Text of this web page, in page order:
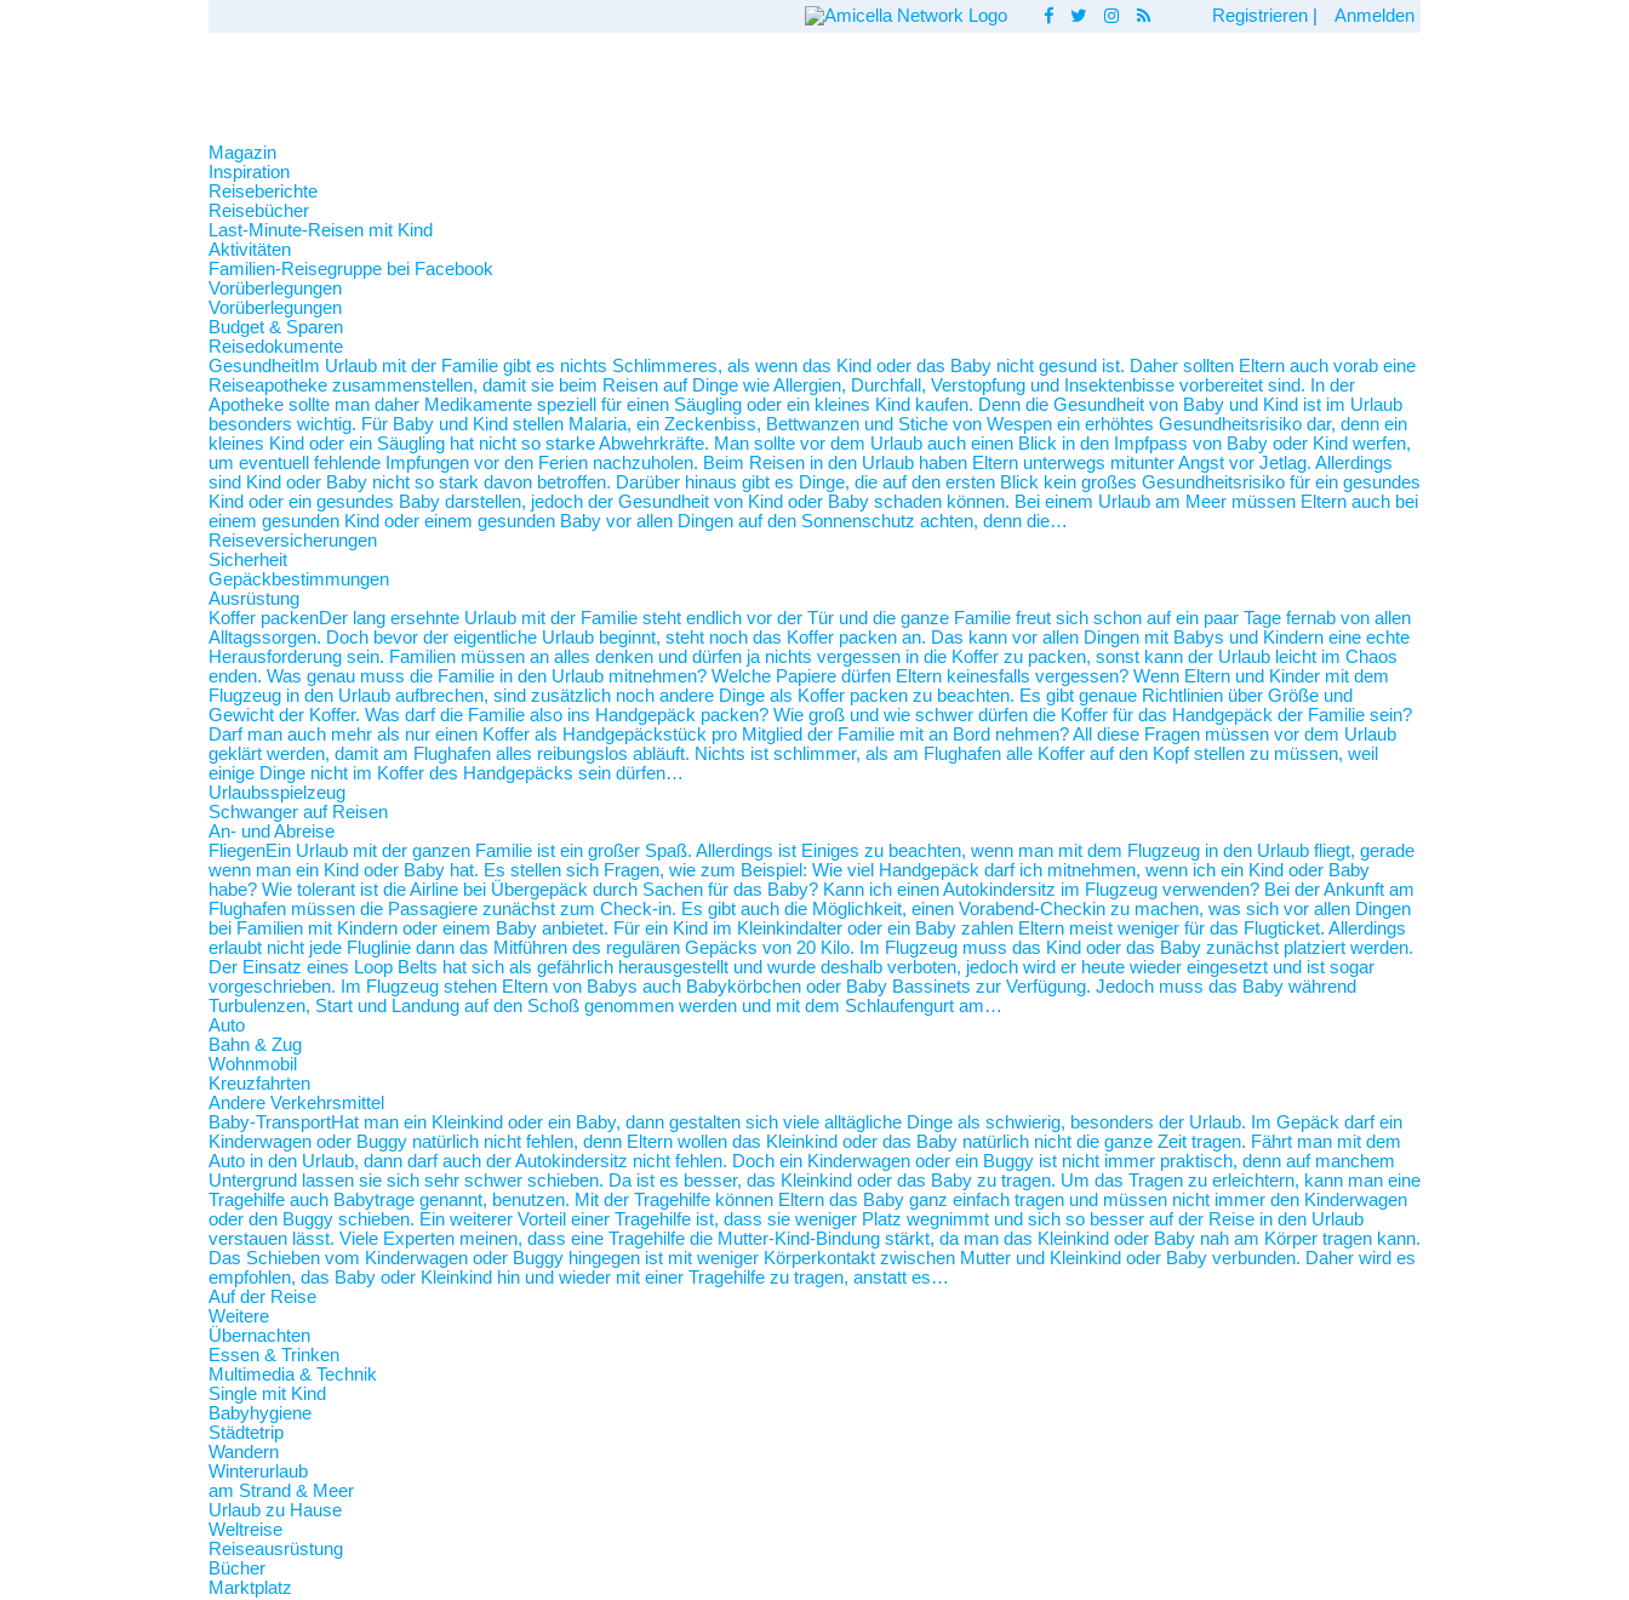
Registrieren Anmelden
Magazin
Inspiration
Reiseberichte
Reisebücher
Last-Minute-Reisen mit Kind
Aktivitäten
Familien-Reisegruppe bei Facebook
Vorüberlegungen
Vorüberlegungen
Budget & Sparen
Reisedokumente
Gesundheit Im Urlaub mit der Familie gibt es nichts Schlimmeres, als wenn das Kind oder das Baby nicht gesund ist. Daher sollten Eltern auch vorab eine
Reiseapotheke zusammenstellen, damit sie beim Reisen auf Dinge wie Allergien, Durchfall, Verstopfung und Insektenbisse vorbereitet sind. In der
Apotheke sollte man daher Medikamente speziell für einen Säugling oder ein kleines Kind kaufen. Denn die Gesundheit von Baby und Kind ist im Urlaub
besonders wichtig. Für Baby und Kind stellen Malaria, ein Zeckenbiss, Bettwanzen und Stiche von Wespen ein erhöhtes Gesundheitsrisiko dar, denn ein
kleines Kind oder ein Säugling hat nicht so starke Abwehrkräfte. Man sollte vor dem Urlaub auch einen Blick in den Impfpass von Baby oder Kind werfen,
um eventuell fehlende Impfungen vor den Ferien nachzuholen. Beim Reisen in den Urlaub haben Eltern unterwegs mitunter Angst vor Jetlag. Allerdings
sind Kind oder Baby nicht so stark davon betroffen. Darüber hinaus gibt es Dinge, die auf den ersten Blick kein großes Gesundheitsrisiko für ein gesundes
Kind oder ein gesundes Baby darstellen, jedoch der Gesundheit von Kind oder Baby schaden können. Bei einem Urlaub am Meer müssen Eltern auch bei
einem gesunden Kind oder einem gesunden Baby vor allen Dingen auf den Sonnenschutz achten, denn die…
Reiseversicherungen
Sicherheit
Gepäckbestimmungen
Ausrüstung
Koffer packenDer lang ersehnte Urlaub mit der Familie steht endlich vor der Tür und die ganze Familie freut sich schon auf ein paar Tage fernab von allen
Alltagssorgen. Doch bevor der eigentliche Urlaub beginnt, steht noch das Koffer packen an. Das kann vor allen Dingen mit Babys und Kindern eine echte
Herausforderung sein. Familien müssen an alles denken und dürfen ja nichts vergessen in die Koffer zu packen, sonst kann der Urlaub leicht im Chaos
enden. Was genau muss die Familie in den Urlaub mitnehmen? Welche Papiere dürfen Eltern keinesfalls vergessen? Wenn Eltern und Kinder mit dem
Flugzeug in den Urlaub aufbrechen, sind zusätzlich noch andere Dinge als Koffer packen zu beachten. Es gibt genaue Richtlinien über Größe und
Gewicht der Koffer. Was darf die Familie also ins Handgepäck packen? Wie groß und wie schwer dürfen die Koffer für das Handgepäck der Familie sein?
Darf man auch mehr als nur einen Koffer als Handgepäckstück pro Mitglied der Familie mit an Bord nehmen? All diese Fragen müssen vor dem Urlaub
geklärt werden, damit am Flughafen alles reibungslos abläuft. Nichts ist schlimmer, als am Flughafen alle Koffer auf den Kopf stellen zu müssen, weil
einige Dinge nicht im Koffer des Handgepäcks sein dürfen…
Urlaubsspielzeug
Schwanger auf Reisen
An- und Abreise
FliegenEin Urlaub mit der ganzen Familie ist ein großer Spaß. Allerdings ist Einiges zu beachten, wenn man mit dem Flugzeug in den Urlaub fliegt, gerade
wenn man ein Kind oder Baby hat. Es stellen sich Fragen, wie zum Beispiel: Wie viel Handgepäck darf ich mitnehmen, wenn ich ein Kind oder Baby
habe? Wie tolerant ist die Airline bei Übergepäck durch Sachen für das Baby? Kann ich einen Autokindersitz im Flugzeug verwenden? Bei der Ankunft am
Flughafen müssen die Passagiere zunächst zum Check-in. Es gibt auch die Möglichkeit, einen Vorabend-Checkin zu machen, was sich vor allen Dingen
bei Familien mit Kindern oder einem Baby anbietet. Für ein Kind im Kleinkindalter oder ein Baby zahlen Eltern meist weniger für das Flugticket. Allerdings
erlaubt nicht jede Fluglinie dann das Mitführen des regulären Gepäcks von 20 Kilo. Im Flugzeug muss das Kind oder das Baby zunächst platziert werden.
Der Einsatz eines Loop Belts hat sich als gefährlich herausgestellt und wurde deshalb verboten, jedoch wird er heute wieder eingesetzt und ist sogar
vorgeschrieben. Im Flugzeug stehen Eltern von Babys auch Babykörbchen oder Baby Bassinets zur Verfügung. Jedoch muss das Baby während
Turbulenzen, Start und Landung auf den Schoß genommen werden und mit dem Schlaufengurt am…
Auto
Bahn & Zug
Wohnmobil
Kreuzfahrten
Andere Verkehrsmittel
Baby-TransportHat man ein Kleinkind oder ein Baby, dann gestalten sich viele alltägliche Dinge als schwierig, besonders der Urlaub. Im Gepäck darf ein
Kinderwagen oder Buggy natürlich nicht fehlen, denn Eltern wollen das Kleinkind oder das Baby natürlich nicht die ganze Zeit tragen. Fährt man mit dem
Auto in den Urlaub, dann darf auch der Autokindersitz nicht fehlen. Doch ein Kinderwagen oder ein Buggy ist nicht immer praktisch, denn auf manchem
Untergrund lassen sie sich sehr schwer schieben. Da ist es besser, das Kleinkind oder das Baby zu tragen. Um das Tragen zu erleichtern, kann man eine
Tragehilfe auch Babytrage genannt, benutzen. Mit der Tragehilfe können Eltern das Baby ganz einfach tragen und müssen nicht immer den Kinderwagen
oder den Buggy schieben. Ein weiterer Vorteil einer Tragehilfe ist, dass sie weniger Platz wegnimmt und sich so besser auf der Reise in den Urlaub
verstauen lässt. Viele Experten meinen, dass eine Tragehilfe die Mutter-Kind-Bindung stärkt, da man das Kleinkind oder Baby nah am Körper tragen kann.
Das Schieben vom Kinderwagen oder Buggy hingegen ist mit weniger Körperkontakt zwischen Mutter und Kleinkind oder Baby verbunden. Daher wird es
empfohlen, das Baby oder Kleinkind hin und wieder mit einer Tragehilfe zu tragen, anstatt es…
Auf der Reise
Weitere
Übernachten
Essen & Trinken
Multimedia & Technik
Single mit Kind
Babyhygiene
Städtetrip
Wandern
Winterurlaub
am Strand & Meer
Urlaub zu Hause
Weltreise
Reiseausrüstung
Bücher
Marktplatz